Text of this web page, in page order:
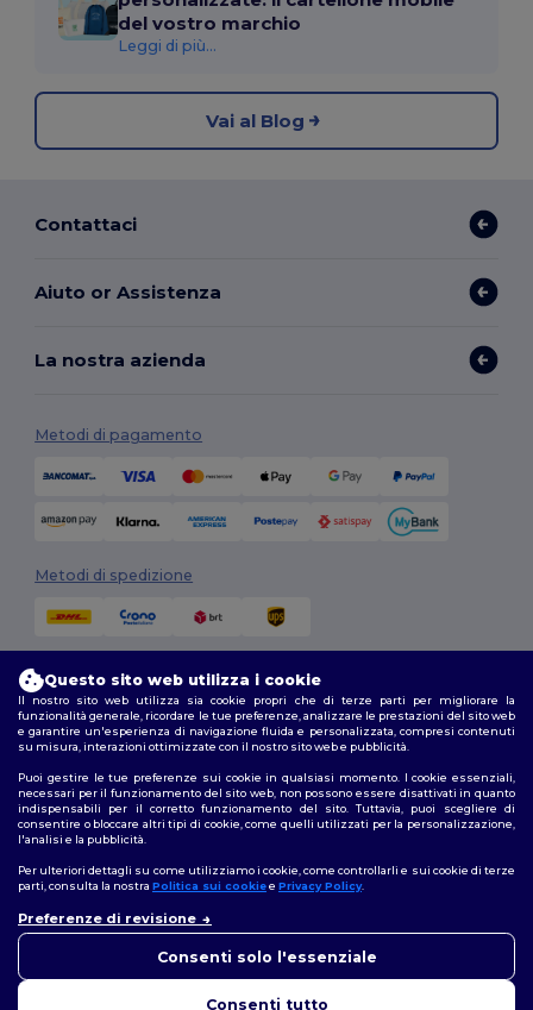
del vostro marchio
Leggi di più...
Vai al Blog
Contattaci
Aiuto or Assistenza
La nostra azienda
Metodi di pagamento
Metodi di spedizione
2026. Tutti i diritti riservati
Termini e Condizioni|Politica di personalizzazione|Informativa sulla
privacy |Politica sui cookie| Site Map
Seguici
Roma|Milano|Napoli|Torino|Palermo|Genova|Bologna|Firenze
Questo sito web utilizza i cookie
Il nostro sito web utilizza sia cookie propri che di terze parti per migliorare la
funzionalità generale, ricordare le tue preferenze, analizzare le prestazioni del sito web
e garantire un'esperienza di navigazione fluida e personalizzata, compresi contenuti
su misura, interazioni ottimizzate con il nostro sito web e pubblicità.
Puoi gestire le tue preferenze sui cookie in qualsiasi momento. I cookie essenziali,
necessari per il funzionamento del sito web, non possono essere disattivati in quanto
indispensabili per il corretto funzionamento del sito. Tuttavia, puoi scegliere di
consentire o bloccare altri tipi di cookie, come quelli utilizzati per la personalizzazione,
l'analisi e la pubblicità.
Per ulteriori dettagli su come utilizziamo i cookie, come controllarli e sui cookie di terze
parti, consulta la nostra Politica sui cookiee Privacy Policy.
Preferenze di revisione
Consenti solo l'essenziale
Consenti tutto
puoi contattarci in qualsiasi
qui per aiutarti.